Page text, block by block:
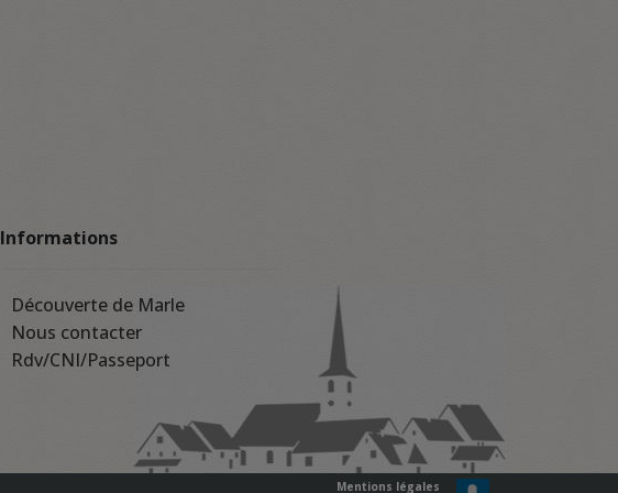
Informations
Découverte de Marle
Nous contacter
Rdv/CNI/Passeport
Mentions légales